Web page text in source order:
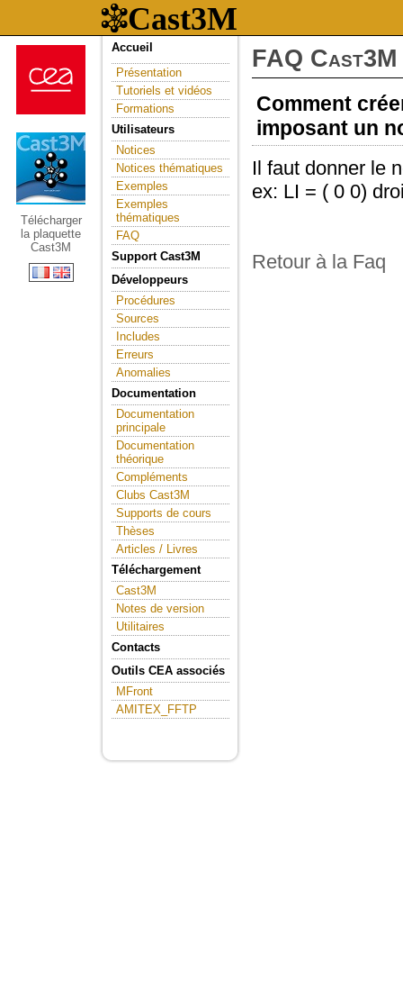
Télécharger
la plaquette
Cast3M
Accueil
Présentation
Tutoriels et vidéos
Formations
Utilisateurs
Notices
Notices thématiques
Exemples
Exemples
thématiques
FAQ
Support Cast3M
Développeurs
Procédures
Sources
Includes
Erreurs
Anomalies
Documentation
Documentation
principale
Documentation
théorique
Compléments
Clubs Cast3M
Supports de cours
Thèses
Articles / Livres
Téléchargement
Cast3M
Notes de version
Utilitaires
Contacts
Outils CEA associés
MFront
AMITEX_FFTP
FAQ Cast3M
Comment
imposant un
Il faut donner le
ex: LI = ( 0 0)
Retour à la Faq